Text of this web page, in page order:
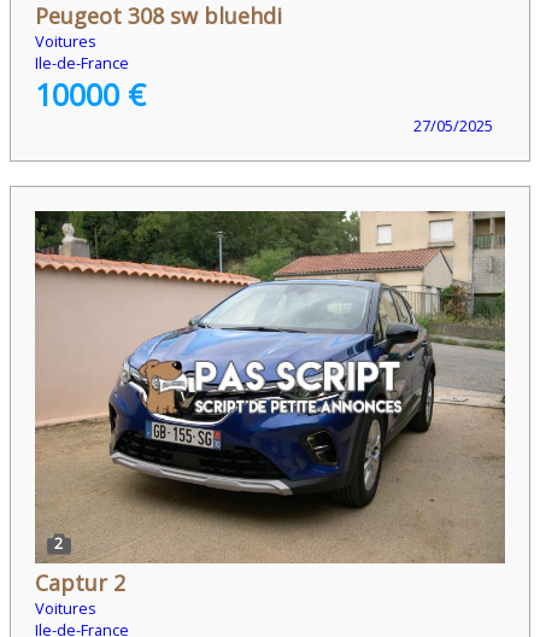
Peugeot 308 sw bluehdi
Voitures
Ile-de-France
10000 €
27/05/2025
2
Captur 2
Voitures
Ile-de-France